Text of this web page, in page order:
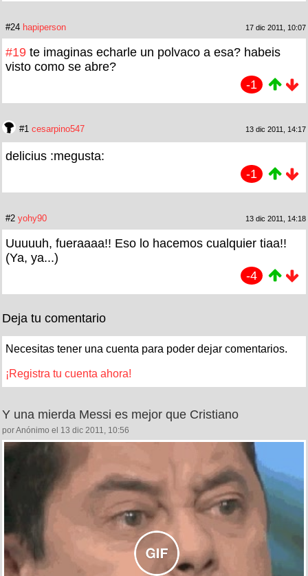
#24 hapiperson 17 dic 2011, 10:07
#19 te imaginas echarle un polvaco a esa? habeis
visto como se abre?
-1
#1 cesarpino547 13 dic 2011, 14:17
delicius :megusta:
-1
#2 yohy90 13 dic 2011, 14:18
Uuuuuh, fueraaaa!! Eso lo hacemos cualquier tiaa!!
(Ya, ya...)
-4
Deja tu comentario
Necesitas tener una cuenta para poder dejar comentarios.
¡Registra tu cuenta ahora!
Y una mierda Messi es mejor que Cristiano
por Anónimo el 13 dic 2011, 10:56